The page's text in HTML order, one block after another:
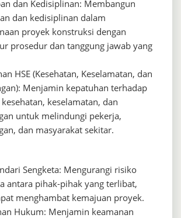
dan Kedisiplinan: Membangun
dan kedisiplinan dalam
proyek konstruksi dengan
prosedur dan tanggung jawab yang
HSE (Kesehatan, Keselamatan, dan
Menjamin kepatuhan terhadap
keselamatan, dan
untuk melindungi pekerja,
dan masyarakat sekitar.
Sengketa: Mengurangi risiko
antara pihak-pihak yang terlibat,
menghambat kemajuan proyek.
Hukum: Menjamin keamanan